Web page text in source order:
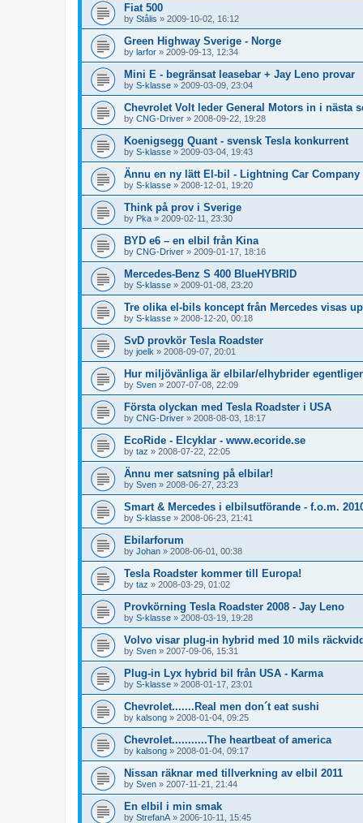
Fiat 500
by Stålis » 2009-10-02, 16:12
Green Highway Sverige - Norge
by larfor » 2009-09-13, 12:34
Mini E - begränsat leasebar + Jay Leno provar
by S-klasse » 2009-03-09, 23:04
Chevrolet Volt leder General Motors in i nästa
by CNG-Driver » 2008-09-22, 19:28
Koenigsegg Quant - svensk Tesla konkurrent
by S-klasse » 2009-03-04, 19:43
Ännu en ny lätt El-bil - Lightning Car Company
by S-klasse » 2008-12-01, 19:20
Think på prov i Sverige
by Pka » 2009-02-11, 23:30
BYD e6 – en elbil från Kina
by CNG-Driver » 2009-01-17, 18:16
Mercedes-Benz S 400 BlueHYBRID
by S-klasse » 2009-01-08, 23:20
Tre olika el-bils koncept från Mercedes visas
by S-klasse » 2008-12-20, 00:18
SvD provkör Tesla Roadster
by joelk » 2008-09-07, 20:01
Hur miljövänliga är elbilar/elhybrider
by Sven » 2007-07-08, 22:09
Första olyckan med Tesla Roadster i USA
by CNG-Driver » 2008-08-03, 18:17
EcoRide - Elcyklar - www.ecoride.se
by taz » 2008-07-22, 22:05
Ännu mer satsning på elbilar!
by Sven » 2008-06-27, 23:23
Smart & Mercedes i elbilsutförande - f.o.m.
by S-klasse » 2008-06-23, 21:41
Ebilarforum
by Johan » 2008-06-01, 00:38
Tesla Roadster kommer till Europa!
by taz » 2008-03-29, 01:02
Provkörning Tesla Roadster 2008 - Jay Leno
by S-klasse » 2008-03-19, 19:28
Volvo visar plug-in hybrid med 10 mils
by Sven » 2007-09-06, 15:31
Plug-in Lyx hybrid bil från USA - Karma
by S-klasse » 2008-01-17, 23:01
Chevrolet.......Real men don´t eat sushi
by kalsong » 2008-01-04, 09:25
Chevrolet...........The heartbeat of america
by kalsong » 2008-01-04, 09:17
Nissan räknar med tillverkning av elbil 2011
by Sven » 2007-11-21, 21:44
En elbil i min smak
by StrefanA » 2006-10-11, 15:45